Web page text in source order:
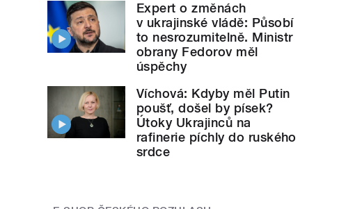
Expert o změnách
v ukrajinské vládě: Působí
to nesrozumitelně. Ministr
obrany Fedorov měl
úspěchy
Víchová: Kdyby měl Putin
poušť, došel by písek?
Útoky Ukrajinců na
rafinerie píchly do ruského
srdce